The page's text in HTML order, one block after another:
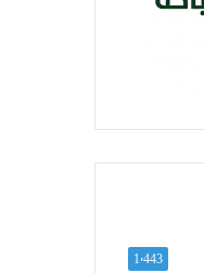
1٬443